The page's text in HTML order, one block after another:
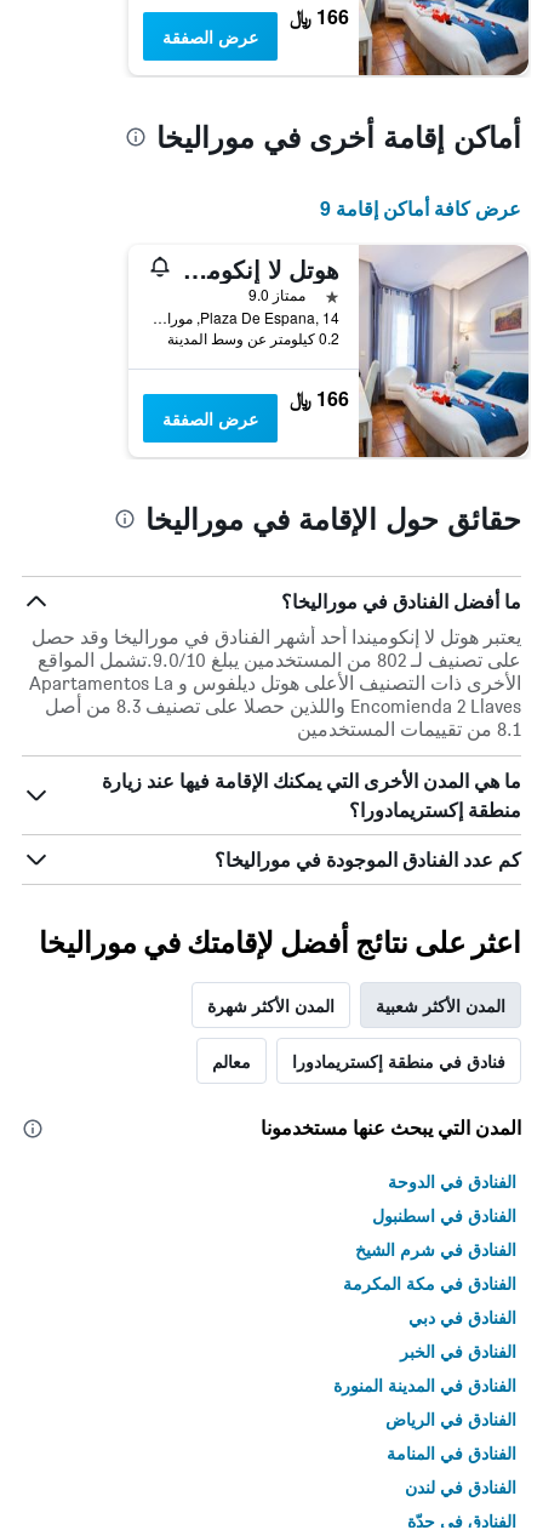
166 ﷼
عرض الصفقة
أماكن إقامة أخرى في موراليخا
عرض كافة أماكن إقامة 9
هوتل لا إنكوميندا
نجمة واحدة
ممتاز 9.0
Plaza De Espana, 14, موراليخا, مقاطعة قصرش, أسبانيا
0.2 كيلومتر عن وسط المدينة
166 ﷼
عرض الصفقة
حقائق حول الإقامة في موراليخا
ما أفضل الفنادق في موراليخا؟
يعتبر هوتل لا إنكوميندا أحد أشهر الفنادق في موراليخا وقد حصل
على تصنيف لـ 802 من المستخدمين يبلغ 9.0/10.تشمل المواقع
الأخرى ذات التصنيف الأعلى هوتل ديلفوس و Apartamentos La
Encomienda 2 Llaves واللذين حصلا على تصنيف 8.3 من أصل
8.1 من تقييمات المستخدمين
ما هي المدن الأخرى التي يمكنك الإقامة فيها عند زيارة
منطقة إكستريمادورا؟
كم عدد الفنادق الموجودة في موراليخا؟
اعثر على نتائج أفضل لإقامتك في موراليخا
المدن الأكثر شعبية المدن الأكثر شهرة
فنادق في منطقة إكستريمادورا معالم
المدن التي يبحث عنها مستخدمونا
الفنادق في الدوحة
الفنادق في اسطنبول
الفنادق في شرم الشيخ
الفنادق في مكة المكرمة
الفنادق في دبي
الفنادق في الخبر
الفنادق في المدينة المنورة
الفنادق في الرياض
الفنادق في المنامة
الفنادق في لندن
الفنادق في جدّة